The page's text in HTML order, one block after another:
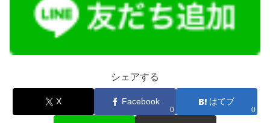
シェアする
X Facebook
0
はてブ
0